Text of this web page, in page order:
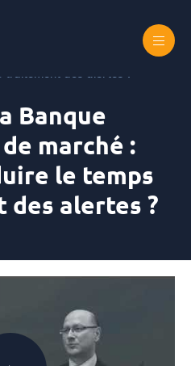
Postale Abus de marché :
traitement des alertes ?
Banque
marché :
le temps
alertes ?